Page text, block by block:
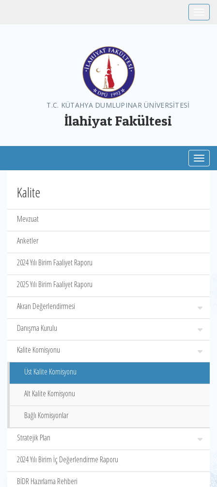
T.C. KÜTAHYA DUMLUPINAR ÜNİVERSİTESİ
İlahiyat Fakültesi
Kalite
Mevzuat
Anketler
2024 Yılı Birim Faaliyet Raporu
2025 Yılı Birim Faaliyet Raporu
Akran Değerlendirmesi
Danışma Kurulu
Kalite Komisyonu
Üst Kalite Komisyonu
Alt Kalite Komisyonu
Bağlı Komisyonlar
Stratejik Plan
2024 Yılı Birim İç Değerlendirme Raporu
BİDR Hazırlama Rehberi